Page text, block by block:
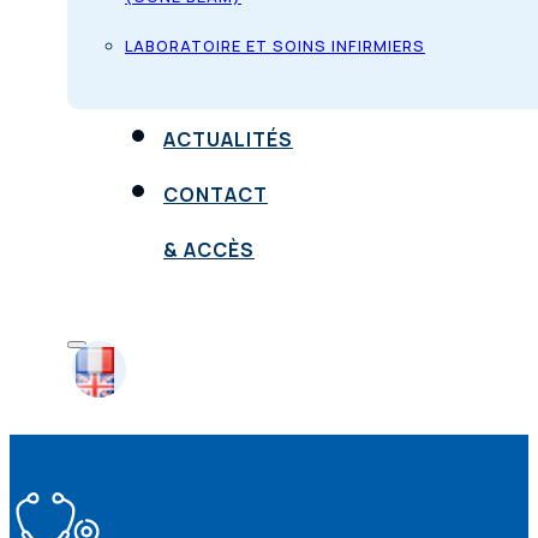
LABORATOIRE ET SOINS INFIRMIERS
ACTUALITÉS
CONTACT
& ACCÈS